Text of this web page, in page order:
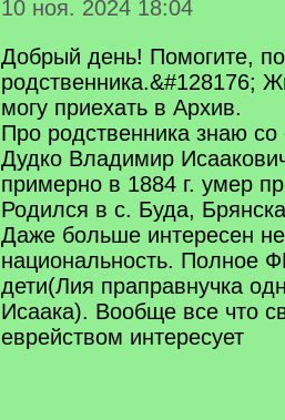
10 ноя. 2024 18:04
Добрый день! Помогите,
родственника.&#128176;
могу приехать в Архив.
Про родственника знаю
Дудко Владимир
примерно в 1884 г. умер
Родился в с. Буда,
Даже больше интересен
национальность. Полное
дети(Лия праправнучка
Исаака). Вообще все что
еврейством интересует